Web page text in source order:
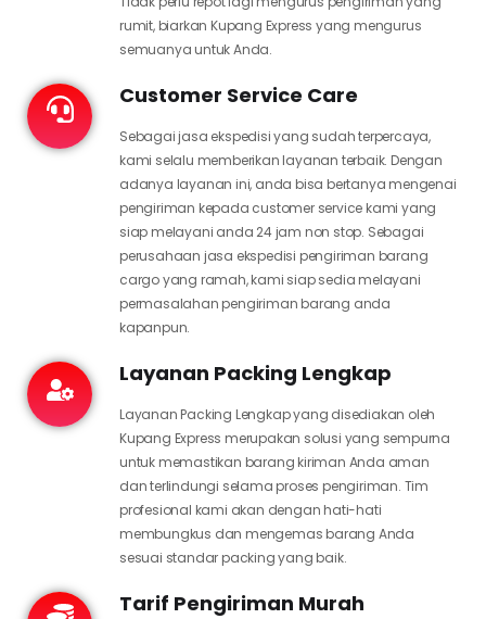
rumit, biarkan Kupang Express yang mengurus
semuanya untuk Anda.
Customer Service Care
Sebagai jasa ekspedisi yang sudah terpercaya,
kami selalu memberikan layanan terbaik. Dengan
adanya layanan ini, anda bisa bertanya mengenai
pengiriman kepada customer service kami yang
siap melayani anda 24 jam non stop. Sebagai
perusahaan jasa ekspedisi pengiriman barang
cargo yang ramah, kami siap sedia melayani
permasalahan pengiriman barang anda
kapanpun.
Layanan Packing Lengkap
Layanan Packing Lengkap yang disediakan oleh
Kupang Express merupakan solusi yang sempurna
untuk memastikan barang kiriman Anda aman
dan terlindungi selama proses pengiriman. Tim
profesional kami akan dengan hati-hati
membungkus dan mengemas barang Anda
sesuai standar packing yang baik.
Tarif Pengiriman Murah